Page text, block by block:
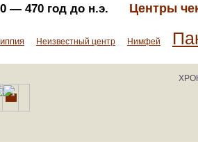
— 470 год до н.э. Центры
Неизвестный центр Нимфей